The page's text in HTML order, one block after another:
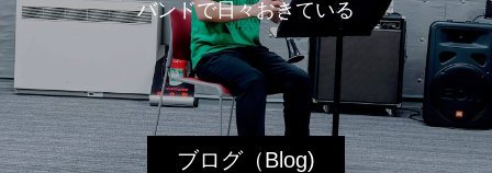
ブログ（Blog)
バンドで日々おきている日